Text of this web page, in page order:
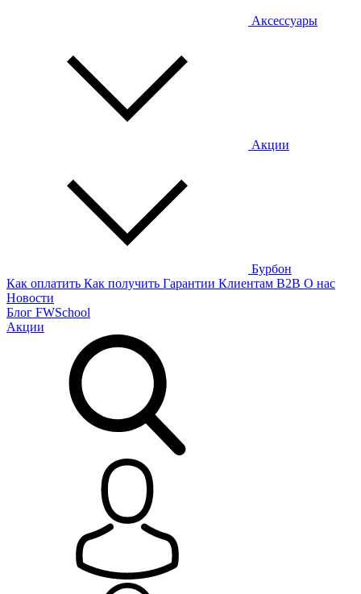
Аксессуары
Акции
Бурбон
Как оплатить Как получить Гарантии Клиентам B2B О нас
Новости
Блог FWSchool
Акции